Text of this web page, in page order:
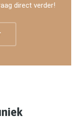
direct verder!